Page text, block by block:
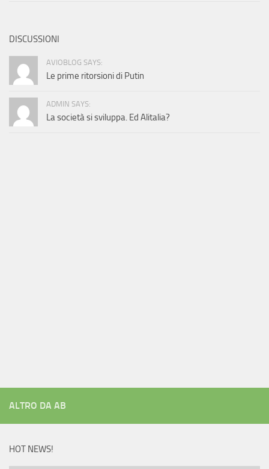
DISCUSSIONI
AVIOBLOG SAYS:
Le prime ritorsioni di Putin
ADMIN SAYS:
La società si sviluppa. Ed Alitalia?
ALTRO DA AB
HOT NEWS!